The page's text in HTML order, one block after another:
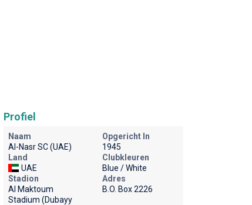
Profiel
Naam
Al-Nasr SC (UAE)
Opgericht In
1945
Land
UAE
Clubkleuren
Blue / White
Stadion
Al Maktoum
Stadium (Dubayy
Adres
B.O. Box 2226